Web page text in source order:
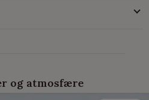
og atmosfære